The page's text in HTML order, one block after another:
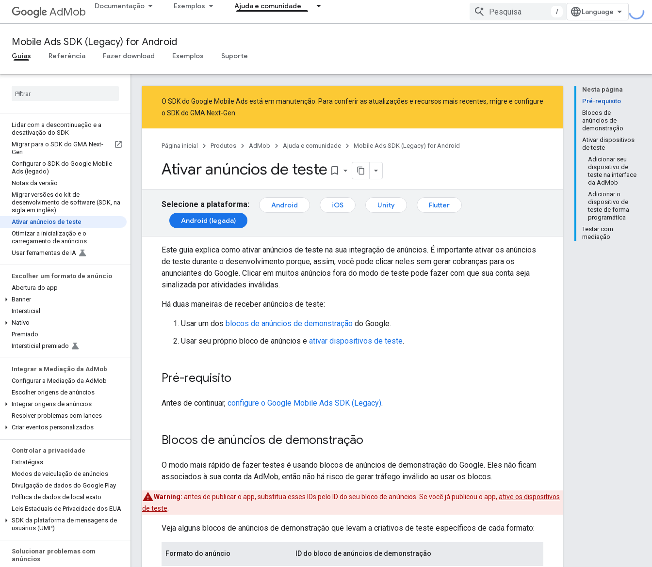
AdMob Documentação Exemplos Ajuda e comunidade
/
Mobile Ads SDK (Legacy) for Android
Guias Referência Fazer download Exemplos Suporte
Lidar com a descontinuação e a
desativação do SDK
Migrar para o SDK do GMA Next-
Gen
Configurar o SDK do Google Mobile
Ads (legado)
Notas da versão
Migrar versões do kit de
desenvolvimento de software (SDK, na
sigla em inglês)
Ativar anúncios de teste
Otimizar a inicialização e o
carregamento de anúncios
Usar ferramentas de IA
Escolher um formato de anúncio
Abertura do app
Banner
Intersticial
Nativo
Premiado
Intersticial premiado
Integrar a Mediação da Ad Mob
Configurar a Mediação da AdMob
Escolher origens de anúncios
Integrar origens de anúncios
Resolver problemas com lances
Criar eventos personalizados
Controlar a privacidade
Estratégias
Modos de veiculação de anúncios
Divulgação de dados do Google Play
Política de dados de local exato
Leis Estaduais de Privacidade dos EUA
SDK da plataforma de mensagens de
usuários (UMP)
Solucionar problemas com
anúncios
Nesta página
Pré-requisito
Blocos de
anúncios de
demonstração
Ativar dispositivos
de teste
Adicionar seu
dispositivo de
teste na interface
da AdMob
Adicionar o
dispositivo de
teste de forma
programática
Testar com
mediação
O SDK do Google Mobile Ads está em manutenção. Para conferir as atualizações e recursos mais recentes, migre e configure
o SDK do GMA Next-Gen
Página inicial Produtos AdMob Ajuda e comunidade Mobile Ads SDK (Legacy) for Android
Ativar anúncios de teste bookmark_border
Selecione a plataforma: Android iOS Unity
Flutter
Android (legada)
Este guia explica como ativar anúncios de teste na sua integração de anúncios. É importante ativar os anúncios
de teste durante o desenvolvimento porque, assim, você pode clicar neles sem gerar cobranças para os
anunciantes do Google. Clicar em muitos anúncios fora do modo de teste pode fazer com que sua conta seja
sinalizada por atividades inválidas.
Há duas maneiras de receber anúncios de teste:
Usar um dos blocos de anúncios de demonstração do Google.
Usar seu próprio bloco de anúncios e ativar dispositivos de teste.
Pré-requisito
Antes de continuar, configure o Google Mobile Ads SDK (Legacy).
Blocos de anúncios de demonstração
O modo mais rápido de fazer testes é usando blocos de anúncios de demonstração do Google. Eles não ficam
associados à sua conta da AdMob, então não há risco de gerar tráfego inválido ao usar os blocos.
Warning: antes de publicar o app, substitua esses IDs pelo ID do seu bloco de anúncios. Se você já publicou o app, ative os dispositivos
de teste
Veja alguns blocos de anúncios de demonstração que levam a criativos de teste específicos de cada formato:
Formato do anúncio ID do bloco de anúncios de demonstração